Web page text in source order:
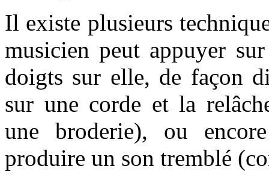
Il existe plusieurs
musicien peut appuyer
doigts sur elle, de façon
sur une corde et la
une broderie), ou
produire un son tremblé